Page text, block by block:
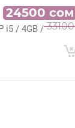
i5 / 4GB / 33100
24500 сом